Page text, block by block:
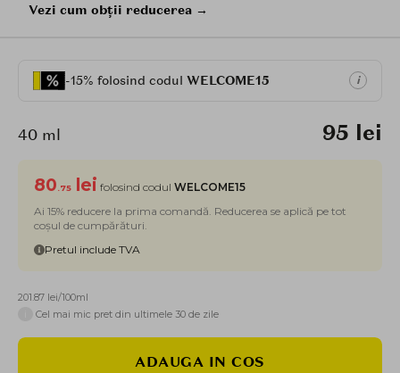
Vezi cum obții reducerea →
-15% folosind codul WELCOME15 i
40 ml 95 lei
80 .75 lei folosind codul WELCOME15
Ai 15% reducere la prima comandă. Reducerea se aplică pe tot
coșul de cumpărături.
Pretul include TVA
201.87 lei/100ml
Cel mai mic pret din ultimele 30 de zile
ADAUGA IN COS